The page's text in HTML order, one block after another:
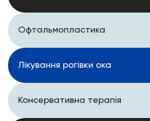
Офтальмопластика
Лікування рогівки ока
Консервативна терапія